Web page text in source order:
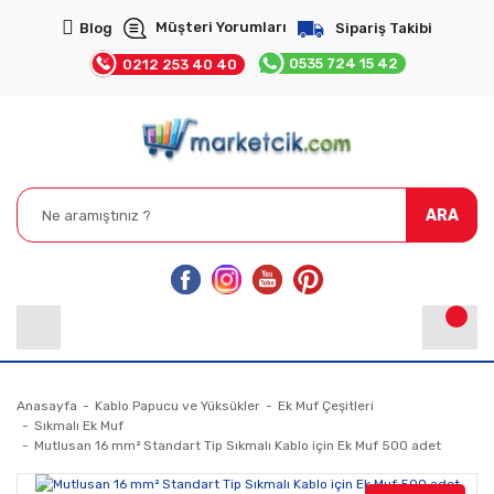
Blog Müşteri Yorumları Sipariş Takibi
0212 253 40 40 0535 724 15 42
ARA
Anasayfa Kablo Papucu ve Yüksükler
Ek Muf Çeşitleri
Sıkmalı Ek Muf
Mutlusan 16 mm² Standart Tip Sıkmalı Kablo için Ek Muf 500 adet